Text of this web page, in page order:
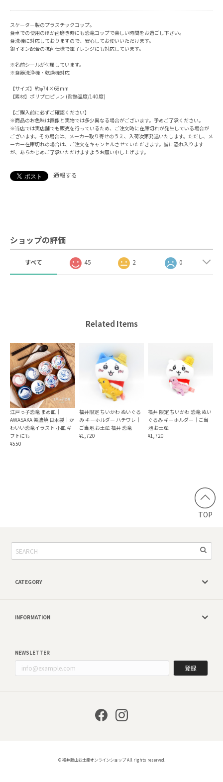
スケーター製のプラスチックコップ。
食卓での使用のほか歯磨き時にも恐竜コップで楽しい時間をお過ごし下さい。
食洗機に対応しておりますので、安心してお使いいただけます。
銀イオン配合の抗菌仕様で電子レンジにも対応しています。
※名前シールが付属しています。
※食器洗浄機・乾燥機対応
【サイズ】約φ74×68mm
【素材】ポリプロピレン (耐熱温度/140度)
【ご購入前に必ずご確認ください】
※商品のお色味は画像と実物では多少異なる場合がございます。予めご了承ください。
※当店では実店舗でも販売を行っているため、ご注文時に在庫切れが発生している場合が
ございます。その場合は、メーカー取り寄せのうえ、入荷次第発送いたします。ただし、メ
ーカー在庫切れの場合は、ご注文をキャンセルさせていただきます。誠に恐れ入ります
が、あらかじめご了承いただけますようお願い申し上げます。
通報する
ショップの評価
すべて 45 2 0
Related Items
江戸っ子恐竜 まめ皿｜
AWASAKA 美濃焼 日本製｜か
わいい恐竜イラスト 小皿 ギ
フトにも
¥550
福井限定 ちいかわ ぬいぐる
み キーホルダー ハチワレ｜
ご当地 お土産 福井 恐竜
¥1,720
福井 限定 ちいかわ 恐竜 ぬい
ぐるみ キーホルダー｜ご当
地 お土産
¥1,720
TOP
CATEGORY
INFORMATION
NEWSLETTER
登録
© 福井勝山お土産オンラインショップ All rights reserved.